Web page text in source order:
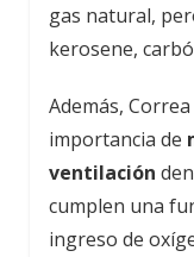
gas natural,
kerosene,
Además,
importancia de
ventilación
cumplen una
ingreso de